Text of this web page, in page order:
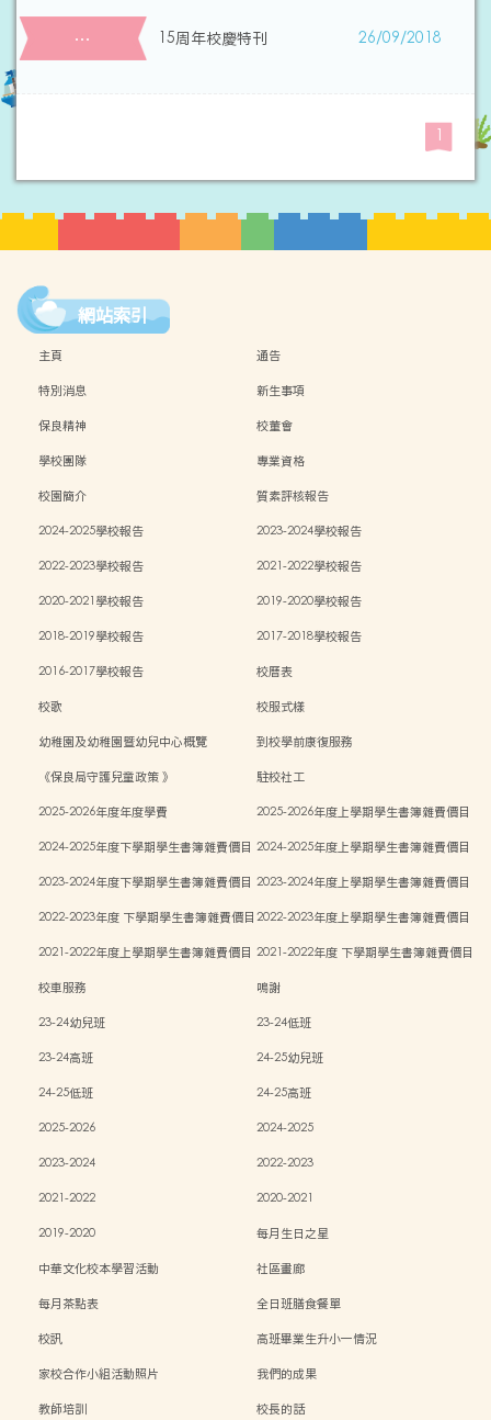
… 15周年校慶特刊 26/09/2018
1
網站索引
主頁
通告
特別消息
新生事項
保良精神
校董會
學校團隊
專業資格
校園簡介
質素評核報告
2024-2025學校報告
2023-2024學校報告
2022-2023學校報告
2021-2022學校報告
2020-2021學校報告
2019-2020學校報告
2018-2019學校報告
2017-2018學校報告
2016-2017學校報告
校曆表
校歌
校服式樣
幼稚園及幼稚園暨幼兒中心概覽
到校學前康復服務
《保良局守護兒童政策 》
駐校社工
2025-2026年度年度學費
2025-2026年度上學期學生書簿雜費價目
2024-2025年度下學期學生書簿雜費價目 2024-2025年度上學期學生書簿雜費價目
2023-2024年度下學期學生書簿雜費價目 2023-2024年度上學期學生書簿雜費價目
2022-2023年度 下學期學生書簿雜費價目2022-2023年度上學期學生書簿雜費價目
2021-2022年度上學期學生書簿雜費價目 2021-2022年度 下學期學生書簿雜費價目
校車服務
鳴謝
23-24幼兒班
23-24低班
23-24高班
24-25幼兒班
24-25低班
24-25高班
2025-2026
2024-2025
2023-2024
2022-2023
2021-2022
2020-2021
2019-2020
每月生日之星
中華文化校本學習活動
社區畫廊
每月茶點表
全日班膳食餐單
校訊
高班畢業生升小一情況
家校合作小組活動照片
我們的成果
教師培訓
校長的話